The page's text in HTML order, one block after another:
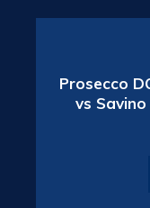
Prosecco
vs